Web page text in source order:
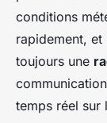
conditions
rapidement, et
toujours une
temps réel sur